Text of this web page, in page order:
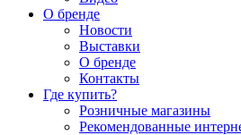
О бренде
Новости
Выставки
О бренде
Контакты
Где купить?
Розничные магазины
Рекомендованные